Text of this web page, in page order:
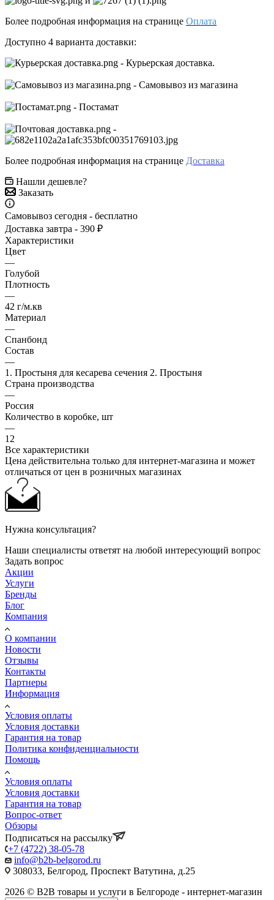
Более подробная информация на странице Оплата
Доступно 4 варианта доставки:
- Курьерская доставка.
- Самовывоз из магазина
- Постамат
-
Более подробная информация на странице Доставка
Нашли дешевле?
Заказать
Самовывоз сегодня - бесплатно
Доставка завтра - 390 ₽
Характеристики
Цвет
—
Голубой
Плотность
—
42 г/м.кв
Материал
—
Спанбонд
Состав
—
1. Простыня для кесарева сечения 2. Простыня
Страна производства
—
Россия
Количество в коробке, шт
—
12
Все характеристики
Цена действительна только для интернет-магазина и может
отличаться от цен в розничных магазинах
Нужна консультация?
Наши специалисты ответят на любой интересующий вопрос
Задать вопрос
Акции
Услуги
Бренды
Блог
Компания
О компании
Новости
Отзывы
Контакты
Партнеры
Информация
Условия оплаты
Условия доставки
Гарантия на товар
Политика конфиденциальности
Помощь
Условия оплаты
Условия доставки
Гарантия на товар
Вопрос-ответ
Обзоры
Подписаться на рассылку
+7 (4722) 38-05-78
info@b2b-belgorod.ru
308033, Белгород, Проспект Ватутина, д.25
2026 © B2B товары и услуги в Белгороде - интернет-магазин